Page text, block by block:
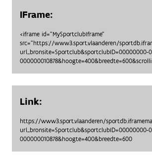
IFrame:
<iframe id="MySportclubIframe"
src="https://www3.sport.vlaanderen/
url_bronsite=Sportclub&sportclubID=00000000-
Link:
https://www3.sport.vlaanderen/
url_bronsite=Sportclub&sportclubID=00000000-
000000010878&hoogte=400&breedte=600